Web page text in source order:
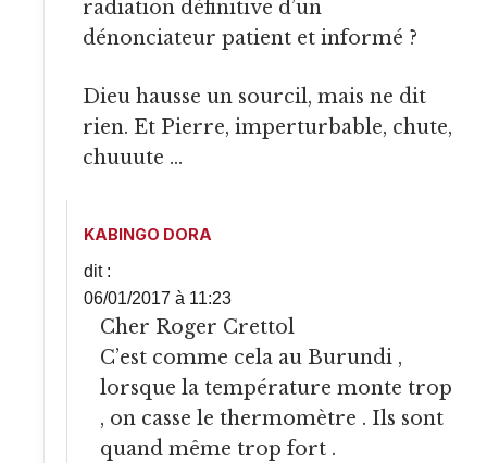
radiation définitive d’un
dénonciateur patient et informé ?
Dieu hausse un sourcil, mais ne dit
rien. Et Pierre, imperturbable, chute,
chuuute …
KABINGO DORA
dit :
06/01/2017 à 11:23
Cher Roger Crettol
C’est comme cela au Burundi ,
lorsque la température monte trop
, on casse le thermomètre . Ils sont
quand même trop fort .